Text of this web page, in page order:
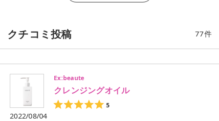
クチコミ投稿 77件
Ex:beaute
クレンジングオイル
5
2022/08/04